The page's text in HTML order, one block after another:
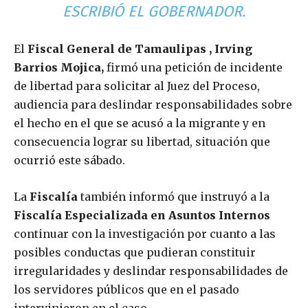
ESCRIBIÓ EL GOBERNADOR.
El Fiscal General de Tamaulipas , Irving
Barrios Mojica, firmó una petición de incidente
de libertad para solicitar al Juez del Proceso,
audiencia para deslindar responsabilidades sobre
el hecho en el que se acusó a la migrante y en
consecuencia lograr su libertad, situación que
ocurrió este sábado.
La Fiscalía también informó que instruyó a la
Fiscalía Especializada en Asuntos Internos
continuar con la investigación por cuanto a las
posibles conductas que pudieran constituir
irregularidades y deslindar responsabilidades de
los servidores públicos que en el pasado